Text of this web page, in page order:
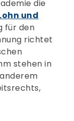
die
und
für den
richtet
stehen in